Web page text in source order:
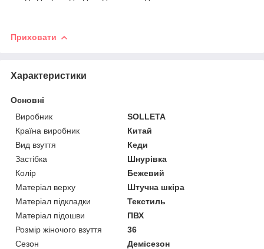
Приховати
Характеристики
Основні
Виробник
SOLLETA
Країна виробник
Китай
Вид взуття
Кеди
Застібка
Шнурівка
Колір
Бежевий
Матеріал верху
Штучна шкіра
Матеріал підкладки
Текстиль
Матеріал підошви
ПВХ
Розмір жіночого взуття
36
Сезон
Демісезон